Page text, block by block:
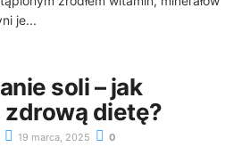
je...
soli – jak
zdrową dietę?
19 marca, 2025 0